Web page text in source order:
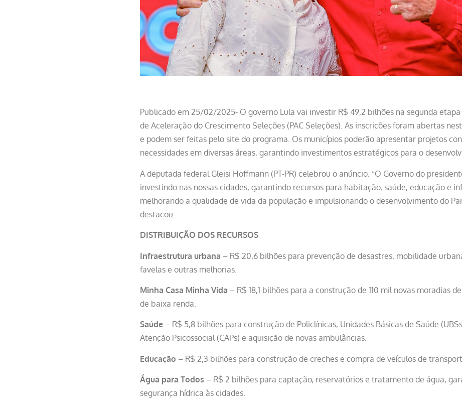
Publicado em 25/02/2025- O governo Lula vai investir R$ 49,2 bilhões na segunda
de Aceleração do Crescimento Seleções (PAC Seleções). As inscrições foram abertas
e podem ser feitas pelo site do programa. Os municípios poderão apresentar projetos
necessidades em diversas áreas, garantindo investimentos estratégicos para o
A deputada federal Gleisi Hoffmann (PT-PR) celebrou o anúncio. “O Governo do
investindo nas nossas cidades, garantindo recursos para habitação, saúde, educação e
melhorando a qualidade de vida da população e impulsionando o desenvolvimento do
destacou.
DISTRIBUIÇÃO DOS RECURSOS
Infraestrutura urbana – R$ 20,6 bilhões para prevenção de desastres, mobilidade
favelas e outras melhorias.
Minha Casa Minha Vida – R$ 18,1 bilhões para a construção de 110 mil novas moradias
de baixa renda.
Saúde– R$ 5,8 bilhões para construção de Policlínicas, Unidades Básicas de Saúde
Atenção Psicossocial (CAPs) e aquisição de novas ambulâncias.
Educação – R$ 2,3 bilhões para construção de creches e compra de veículos de
Água para Todos – R$ 2 bilhões para captação, reservatórios e tratamento de água,
segurança hídrica às cidades.